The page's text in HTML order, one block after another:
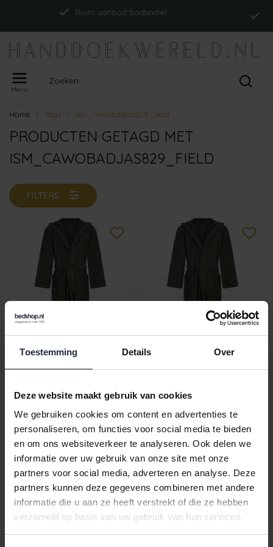
Toestemming Details Over
Deze website maakt gebruik van cookies
We gebruiken cookies om content en advertenties te
personaliseren, om functies voor social media te bieden
en om ons websiteverkeer te analyseren. Ook delen we
informatie over uw gebruik van onze site met onze
partners voor social media, adverteren en analyse. Deze
partners kunnen deze gegevens combineren met andere
informatie die u aan ze heeft verstrekt of die ze hebben
verzameld op basis van uw gebruik van hun services.
Ruim aanbod badtextiel
Menu
Home Tags ism_cawobadjas829_field
PRODUCTEN GETAGD MET
ISM_CAWOBADJAS829_FIELD
FILTERS
Cawo Heren Home
Badjas met Capuchon
Cawo Heren Home